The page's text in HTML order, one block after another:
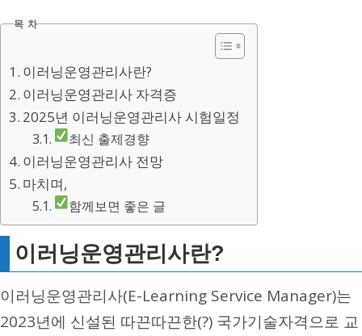
목 차
이러닝운영관리사란?
이러닝운영관리사 자격증
2025년 이러닝운영관리사 시험일정
최신 출제경향
이러닝운영관리사 전망
마치며,
함께보면 좋은 글
이러닝운영관리사란?
이러닝운영관리사(E-Learning Service Manager)는
2023년에 신설된 따끈따끈한(?) 국가기술자격으로 교